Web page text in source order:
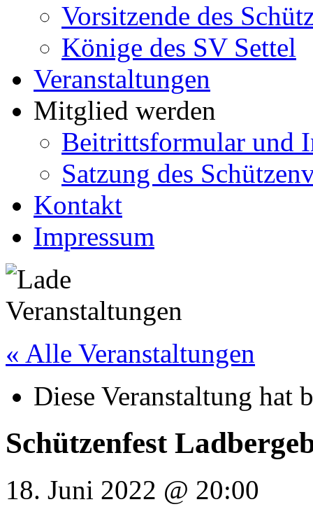
Vorsitzende des
Könige des SV Settel
Veranstaltungen
Mitglied werden
Beitrittsformular und
Satzung des
Kontakt
Impressum
« Alle Veranstaltungen
Diese Veranstaltung hat
Schützenfest
18. Juni 2022 @ 20:00